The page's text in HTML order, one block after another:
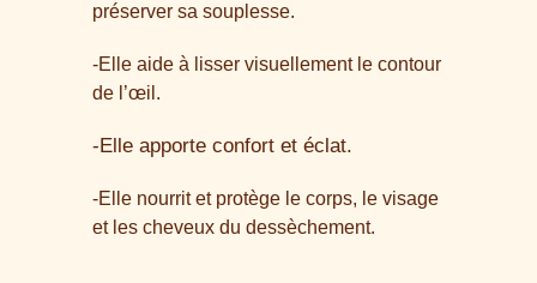
préserver sa souplesse.
-Elle aide à lisser visuellement le contour
de l’œil.
-Elle apporte confort et éclat.
-Elle nourrit et protège le corps, le visage
et les cheveux du dessèchement.